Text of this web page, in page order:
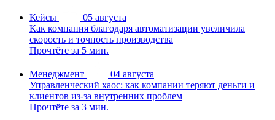
Кейсы
05 августа
Как компания благодаря автоматизации увеличила
скорость и точность производства
Прочтёте за 5 мин.
Менеджмент
04 августа
Управленческий хаос: как компании теряют деньги и
клиентов из-за внутренних проблем
Прочтёте за 3 мин.